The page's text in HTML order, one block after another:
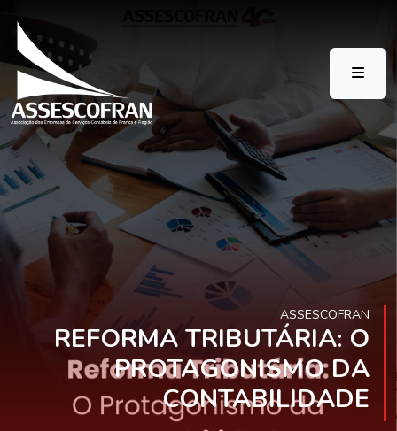
ASSESCOFRAN
REFORMA TRIBUTÁRIA: O
PROTAGONISMO DA
CONTABILIDADE